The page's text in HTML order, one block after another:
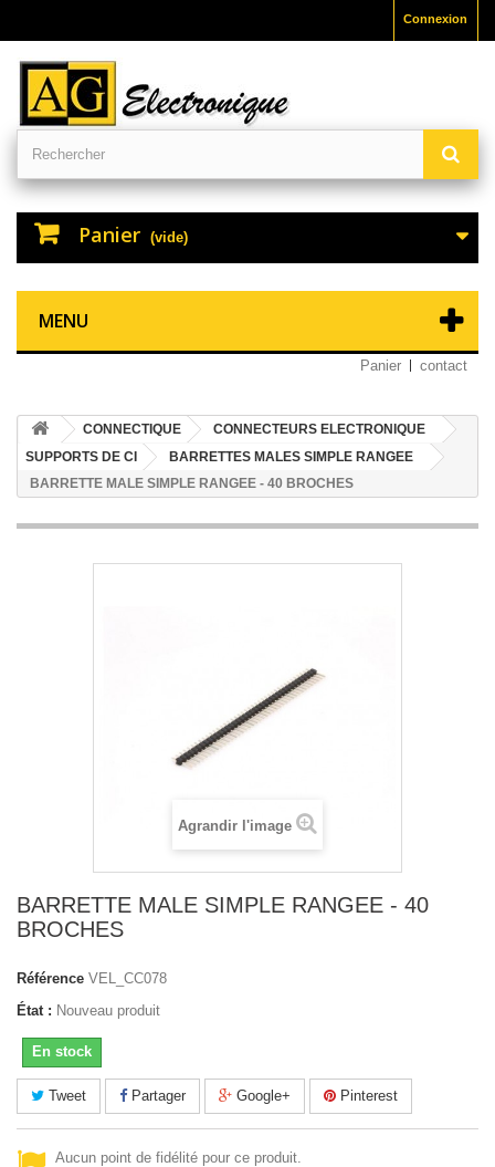
Connexion
Panier (vide)
MENU
Panier contact
CONNECTIQUE
CONNECTEURS ELECTRONIQUE
SUPPORTS DE CI
BARRETTES MALES SIMPLE RANGEE
BARRETTE MALE SIMPLE RANGEE - 40 BROCHES
Agrandir l'image
BARRETTE MALE SIMPLE RANGEE - 40
BROCHES
Référence VEL_CC078
État : Nouveau produit
En stock
Tweet Partager Google+ Pinterest
Aucun point de fidélité pour ce produit.